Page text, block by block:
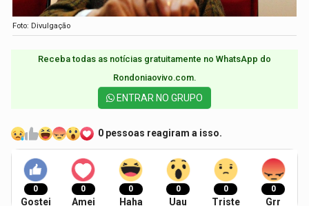
Foto: Divulgação
Receba todas as notícias gratuitamente no WhatsApp do
Rondoniaovivo.com.​
ENTRAR NO GRUPO
0 pessoas reagiram a isso.
0
Gostei
0
Amei
0
Haha
0
Uau
0
Triste
0
Grr